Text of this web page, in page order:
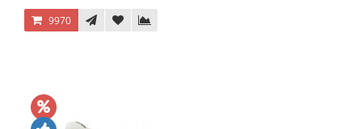
9970